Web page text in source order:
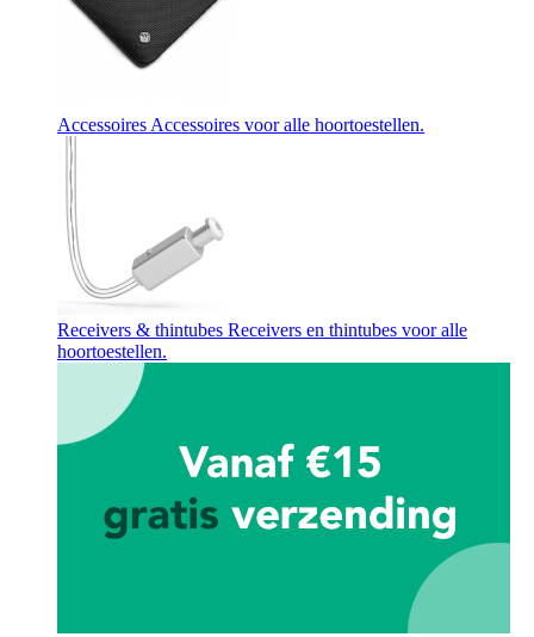
AccessoiresAccessoires voor alle hoortoestellen.
Receivers & thintubes Receivers en thintubes voor alle
hoortoestellen.